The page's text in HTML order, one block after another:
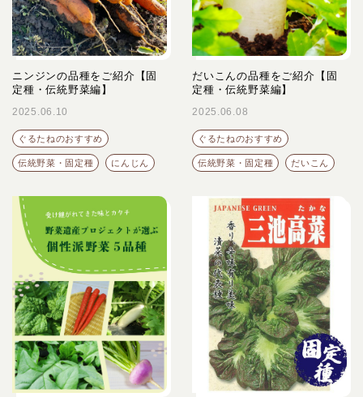
ニンジンの品種をご紹介【固
定種・伝統野菜編】
2025.06.10
ぐるたねのおすすめ
伝統野菜・固定種 にんじん
だいこんの品種をご紹介【固
定種・伝統野菜編】
2025.06.08
ぐるたねのおすすめ
伝統野菜・固定種 だいこん